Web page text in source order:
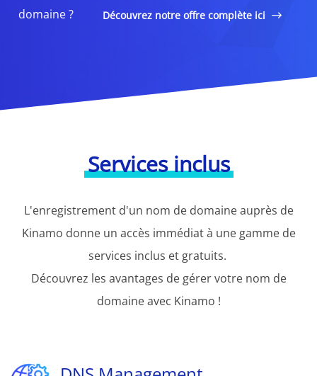
domaine ?
Découvrez notre offre complète ici
Services inclus
L'enregistrement d'un nom de domaine auprès de
Kinamo donne un accès immédiat à une gamme de
services inclus et gratuits.
Découvrez les avantages de gérer votre nom de
domaine avec Kinamo !